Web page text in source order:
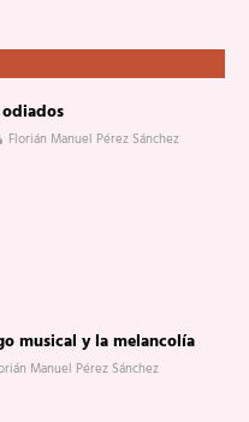
Florián Manuel Pérez Sánchez
musical y la melancolía
Manuel Pérez Sánchez